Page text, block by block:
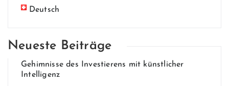
Deutsch
Neueste Beiträge
Gehim​nisse des Invest​ierens mit künstlich​er
Intelligenz